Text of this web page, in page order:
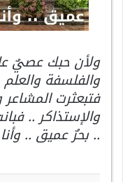
ولأن حبك عصيٌ
والفلسفة
فتبعثرت
والإستذاكر ..
.. بحرٌ عميق .. وأنا